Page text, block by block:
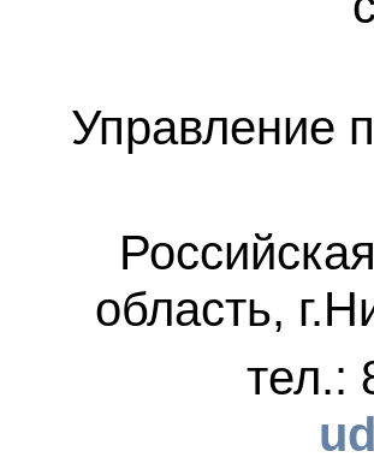
Управление
область,
тел.: